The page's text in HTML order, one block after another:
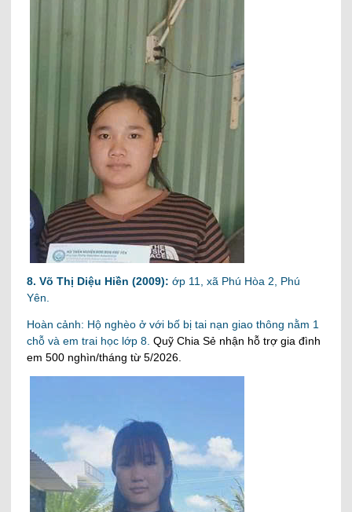
8. Võ Thị Diệu Hiền (2009): ớp 11, xã Phú Hòa 2, Phú
Yên.
Hoàn cảnh: Hộ nghèo ở với bố bị tai nạn giao thông nằm 1
chỗ và em trai học lớp 8.Quỹ Chia Sẻ nhận hỗ trợ gia đình
em 500 nghìn/tháng từ 5/2026.